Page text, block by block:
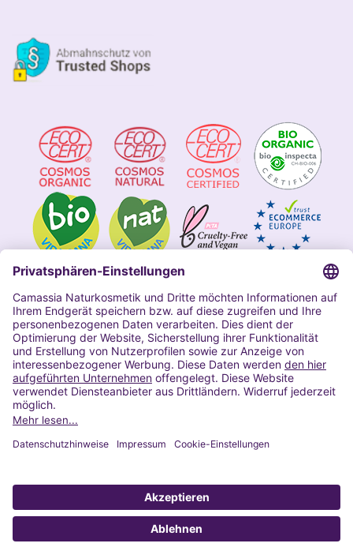
Impressum
Allgemeine Geschäftsbedingungen
Datenschutzerklärung Camassia
Widerrufsbelehrung
Copyright 2020 | Alle Rechte vorbehalten